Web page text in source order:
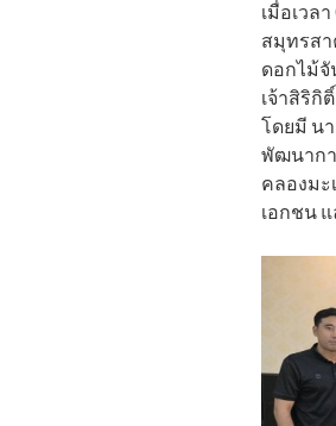
เมื่อเวล
สมุทรสา
ดอกไม้จั
เจ้าสิริกิ
โดยมี น
พัฒนากา
คลองมะ
เอกชน